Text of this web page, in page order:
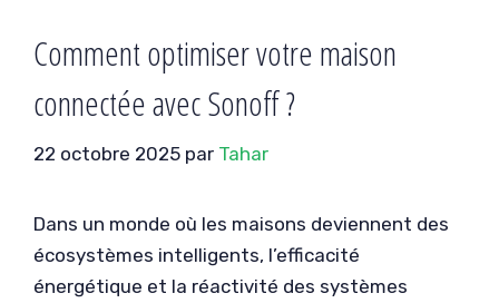
Comment optimiser votre maison
connectée avec Sonoff ?
22 octobre 2025 par Tahar
Dans un monde où les maisons deviennent des
écosystèmes intelligents, l’efficacité
énergétique et la réactivité des systèmes